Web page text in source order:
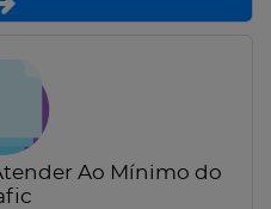
Ao Mínimo do